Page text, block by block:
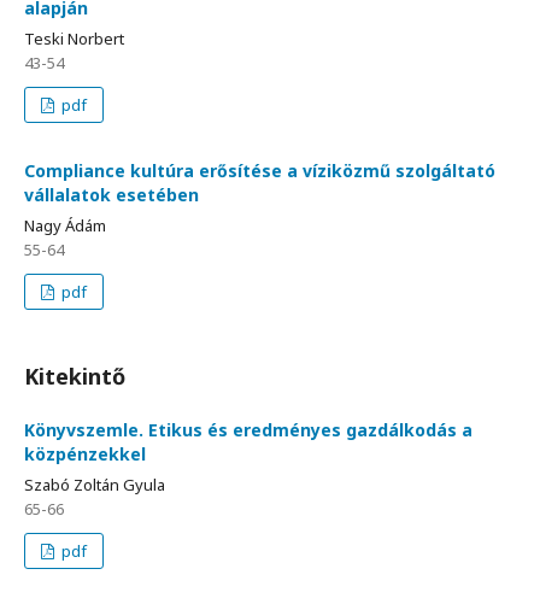
alapján
Teski Norbert
43-54
pdf
Compliance kultúra erősítése a víziközmű szolgáltató
vállalatok esetében
Nagy Ádám
55-64
pdf
Kitekintő
Könyvszemle. Etikus és eredményes gazdálkodás a
közpénzekkel
Szabó Zoltán Gyula
65-66
pdf